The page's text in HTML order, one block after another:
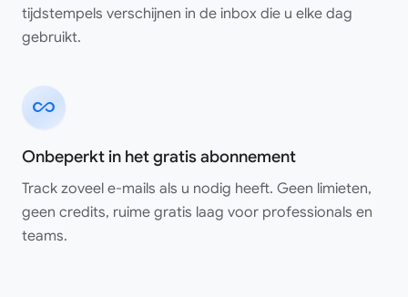
tijdstempels verschijnen in de inbox die u elke dag
gebruikt.
all_inclusive
Onbeperkt in het gratis abonnement
Track zoveel e-mails als u nodig heeft. Geen limieten,
geen credits, ruime gratis laag voor professionals en
teams.
Geweldige app!! Werkt perfect!! Echt een aanrader.
Geweldige service, makkelijk te gebruiken en te